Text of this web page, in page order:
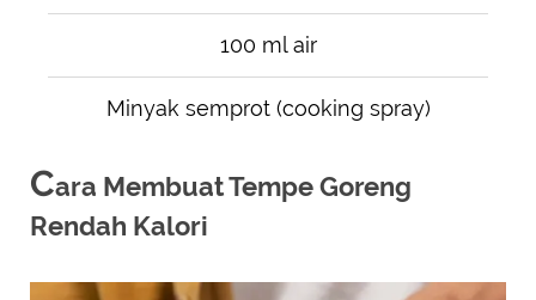
100 ml air
Minyak semprot (cooking spray)
Cara Membuat Tempe Goreng
Rendah Kalori